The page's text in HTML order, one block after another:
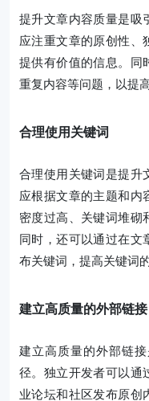
提升文章内容质量是吸
应注重文章的原创性、
提供有价值的信息。同
重复内容等问题，以提
合理使用关键词
合理使用关键词是提升
应根据文章的主题和内
密度过高、关键词堆砌
同时，还可以通过在文
布关键词，提高关键词
建立高质量的外部链接
建立高质量的外部链
径。独立开发者可以通
业论坛和社区发布原创